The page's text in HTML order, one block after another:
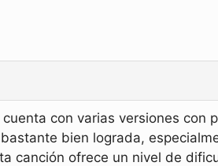
con varias versiones con
bien lograda,
canción ofrece un nivel de